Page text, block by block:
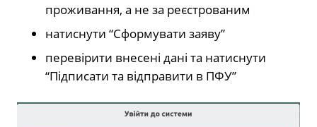
проживання, а не за реєстрованим
натиснути “Сформувати заяву”
перевірити внесені дані та натиснути
“Підписати та відправити в ПФУ”